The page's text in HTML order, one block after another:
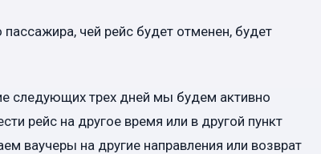
чей рейс будет отменен, будет
следующих трех дней мы будем активно
рейс на другое время или в другой пункт
ваучеры на другие направления или возврат